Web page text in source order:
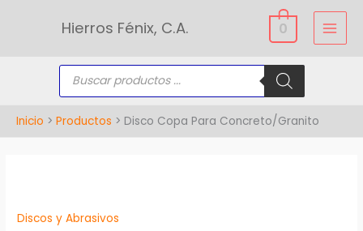
Hierros Fénix, C.A. 0
Búsqueda
productos
Inicio Productos Disco Copa Para Concreto/Granito
Discos y Abrasivos
Para